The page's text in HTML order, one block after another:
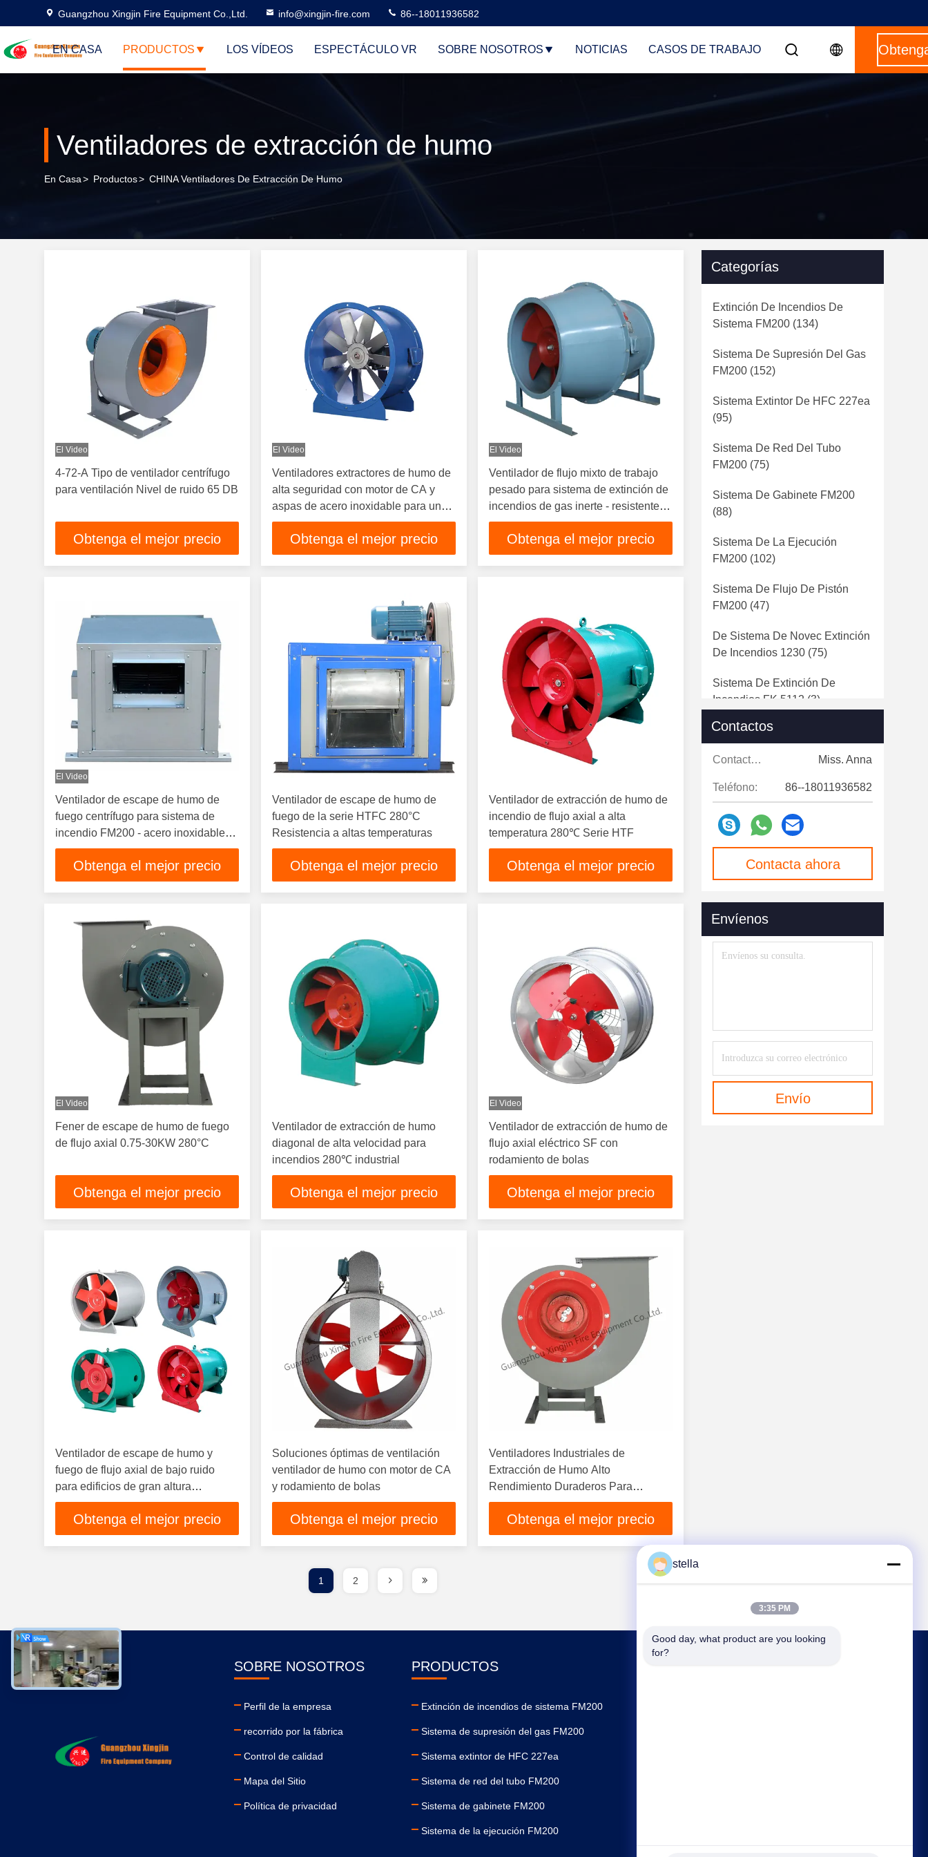
Guangzhou Xingjin Fire Equipment Co.,Ltd. info@xingjin-fire.com 86--18011936582
EN CASA PRODUCTOS LOS VÍDEOS ESPECTÁCULO VR SOBRE NOSOTROS NOTICIAS CASOS DE TRABAJO
Ventiladores de extracción de humo
En Casa> Productos> CHINA Ventiladores De Extracción De Humo
El Video
4-72-A Tipo de ventilador centrífugo
para ventilación Nivel de ruido 65 DB
Obtenga el mejor precio
El Video
Ventiladores extractores de humo de
alta seguridad con motor de CA y
aspas de acero inoxidable para una
ventilación eficiente
Obtenga el mejor precio
El Video
Ventilador de flujo mixto de trabajo
pesado para sistema de extinción de
incendios de gas inerte - resistente a
la corrosión
Obtenga el mejor precio
El Video
Ventilador de escape de humo de
fuego centrífugo para sistema de
incendio FM200 - acero inoxidable
de alta presión
Obtenga el mejor precio
Ventilador de escape de humo de
fuego de la serie HTFC 280°C
Resistencia a altas temperaturas
Obtenga el mejor precio
Ventilador de extracción de humo de
incendio de flujo axial a alta
temperatura 280℃ Serie HTF
Obtenga el mejor precio
El Video
Fener de escape de humo de fuego
de flujo axial 0.75-30KW 280°C
Obtenga el mejor precio
Ventilador de extracción de humo
diagonal de alta velocidad para
incendios 280℃ industrial
Obtenga el mejor precio
El Video
Ventilador de extracción de humo de
flujo axial eléctrico SF con
rodamiento de bolas
Obtenga el mejor precio
Ventilador de escape de humo y
fuego de flujo axial de bajo ruido
para edificios de gran altura
Ventilación interior
Obtenga el mejor precio
Soluciones óptimas de ventilación
ventilador de humo con motor de CA
y rodamiento de bolas
Obtenga el mejor precio
Ventiladores Industriales de
Extracción de Humo Alto
Rendimiento Duraderos Para
Extracción de Humo
Obtenga el mejor precio
Categorías
Extinción De Incendios De
Sistema FM200 (134)
Sistema De Supresión Del Gas
FM200 (152)
Sistema Extintor De HFC 227ea
(95)
Sistema De Red Del Tubo
FM200 (75)
Sistema De Gabinete FM200
(88)
Sistema De La Ejecución
FM200 (102)
Sistema De Flujo De Pistón
FM200 (47)
De Sistema De Novec Extinción
De Incendios 1230 (75)
Sistema De Extinción De
Incendios FK 5112 (3)
De Sistema Del Gas Inerte
Extinción De Incendios(119)
De Incendios
(83)
Extinción De Incendios
Tubo De La Detección De
Unidad De Extinción De
Incendios De Bastidor(87)
FM200 Agentes De Limpieza
(90)
Contactos
Contactos: Miss. Anna
Teléfono: 86--18011936582
Contacta ahora
Envíenos
Envío
1 2
SOBRE NOSOTROS
Perfil de la empresa
recorrido por la fábrica
Control de calidad
Mapa del Sitio
Política de privacidad
PRODUCTOS
Extinción de incendios de sistema FM200
Sistema de supresión del gas FM200
Sistema extintor de HFC 227ea
Sistema de red del tubo FM200
Sistema de gabinete FM200
Sistema de la ejecución FM200
stella
3:35 PM
Good day, what product are you looking
for?